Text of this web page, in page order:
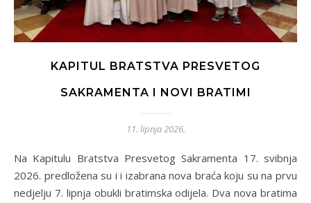
KAPITUL BRATSTVA PRESVETOG
SAKRAMENTA I NOVI BRATIMI
11. lipnja 2026.
Na Kapitulu Bratstva Presvetog Sakramenta 17. svibnja
2026. predložena su i i izabrana nova braća koju su na prvu
nedjelju 7. lipnja obukli bratimska odijela. Dva nova bratima